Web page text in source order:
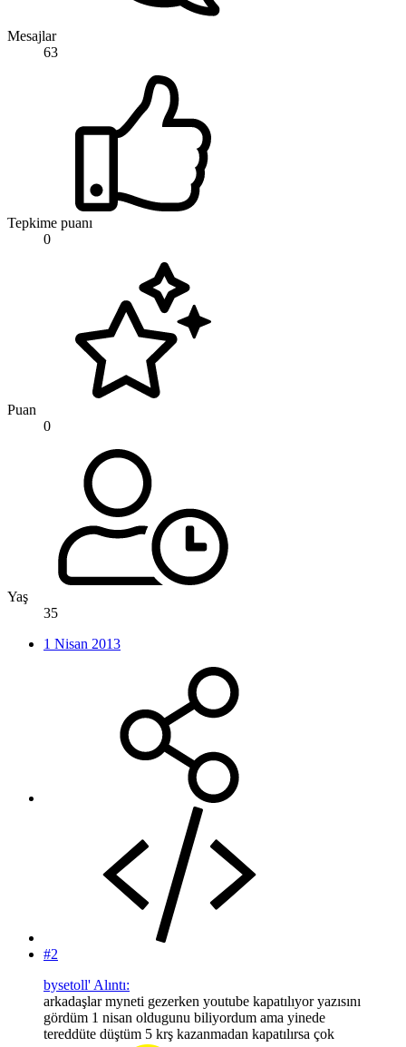
Mesajlar
63
Tepkime puanı
0
Puan
0
Yaş
35
1 Nisan 2013
#2
bysetoll' Alıntı:
arkadaşlar myneti gezerken youtube kapatılıyor yazısını
gördüm 1 nisan oldugunu biliyordum ama yinede
tereddüte düştüm 5 krş kazanmadan kapatılırsa çok